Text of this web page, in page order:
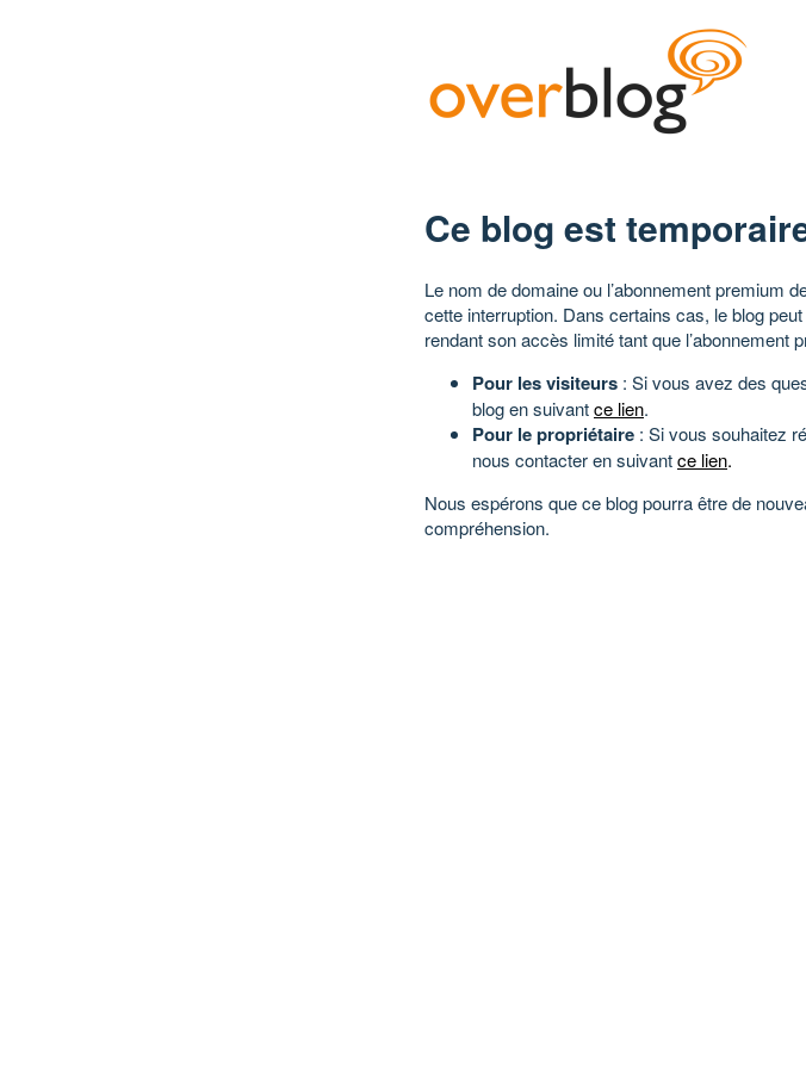
Ce blog est
Le nom de domaine ou l’abonnement premium
cette interruption. Dans certains cas, le blog
rendant son accès limité tant que l’abonnement
Pour les visiteurs : Si vous avez des
blog en suivantce lien.
Pour le propriétaire : Si vous souhaitez
nous contacter en suivantce lien.
Nous espérons que ce blog pourra être de
compréhension.